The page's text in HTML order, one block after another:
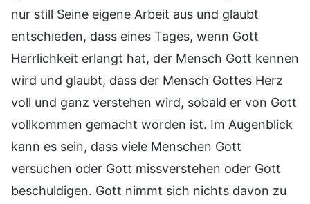
nur still Seine eigene Arbeit aus und glaubt
entschieden, dass eines Tages, wenn Gott
Herrlichkeit erlangt hat, der Mensch Gott kennen
wird und glaubt, dass der Mensch Gottes Herz
voll und ganz verstehen wird, sobald er von Gott
vollkommen gemacht worden ist. Im Augenblick
kann es sein, dass viele Menschen Gott
versuchen oder Gott missverstehen oder Gott
beschuldigen. Gott nimmt sich nichts davon zu